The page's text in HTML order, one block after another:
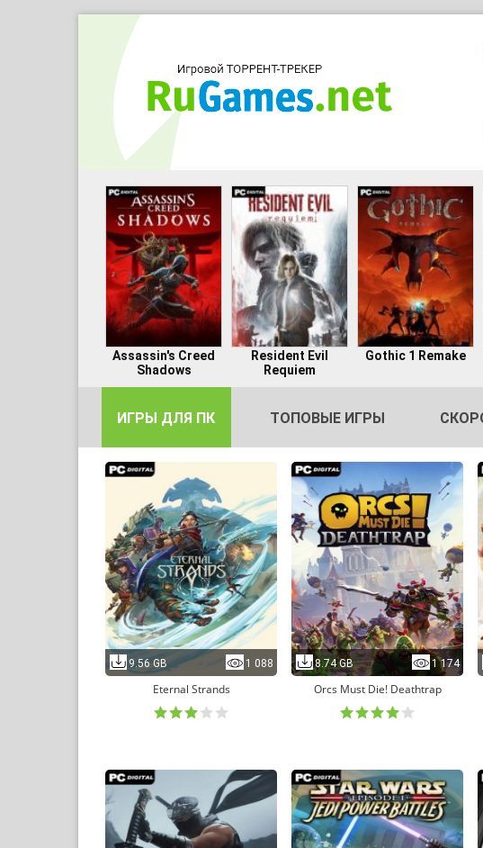
Assassin's Creed
Shadows
Resident Evil
Requiem
Gothic 1 Remake
ИГРЫ ДЛЯ ПК ТОПОВЫЕ ИГРЫ
9.56 GB 1 088
Eternal Strands
8.74 GB 1 174
Orcs Must Die! Deathtrap